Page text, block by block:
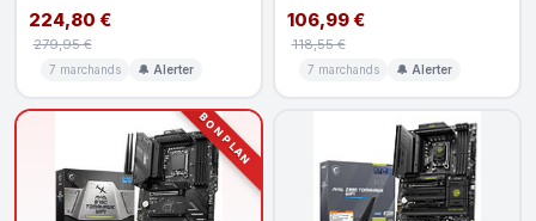
224,80 €
279,95 €
7 marchands 🔔 Alerter
106,99 €
118,55 €
7 marchands 🔔 Alerter
BON PLAN